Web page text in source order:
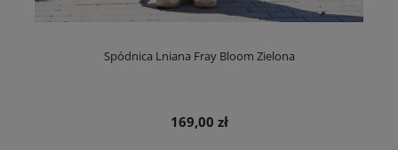
Spódnica Lniana Fray Bloom Zielona
169,00 zł